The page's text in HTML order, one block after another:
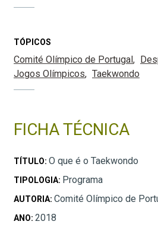
TÓPICOS
Comité Olímpico de Portugal
Jogos Olímpicos
Taekwondo
FICHA TÉCNICA
TÍTULO: O que é o Taekwondo
TIPOLOGIA: Programa
AUTORIA: Comité Olímpico de
ANO: 2018